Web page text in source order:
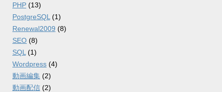
PHP (13)
PostgreSQL (1)
Renewal2009 (8)
SEO (8)
SQL (1)
Wordpress (4)
動画編集 (2)
動画配信 (2)